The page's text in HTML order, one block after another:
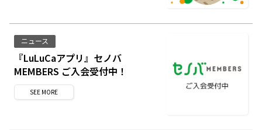
ニュース
『LuLuCaアプリ』セノバ
MEMBERS ご入会受付中！
SEE MORE